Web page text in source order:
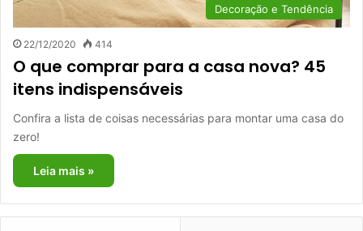
Decoração e Tendência
22/12/2020 414
O que comprar para a casa nova? 45
itens indispensáveis
Confira a lista de coisas necessárias para montar uma casa do
zero!
Leia mais »